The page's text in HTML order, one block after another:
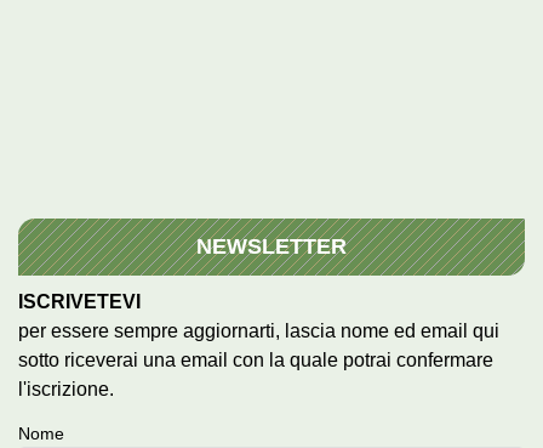
NEWSLETTER
ISCRIVETEVI
per essere sempre aggiornarti, lascia nome ed email qui
sotto riceverai una email con la quale potrai confermare
l'iscrizione.
Nome